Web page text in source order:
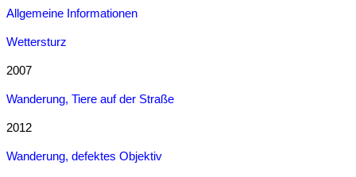
Allgemeine Informationen
Wettersturz
2007
Wanderung, Tiere auf der Straße
2012
Wanderung, defektes Objektiv